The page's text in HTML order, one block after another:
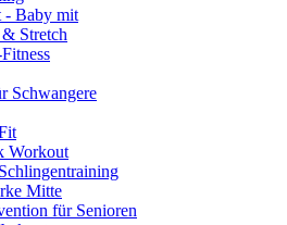
- Baby mit
Stretch
Schwangere
Workout
Mitte
für Senioren